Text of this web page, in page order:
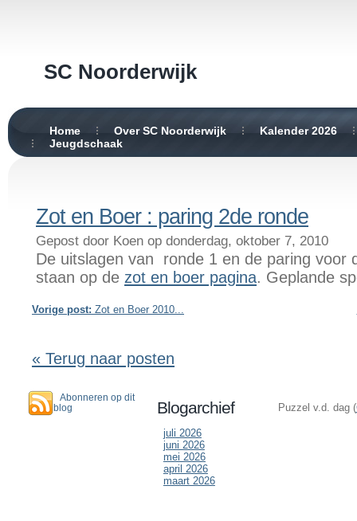
SC Noorderwijk
Home Over SC Noorderwijk
Kalender 2026
Jeugdschaak
Zot en Boer : paring 2de ronde
Gepost door Koen op donderdag, oktober 7, 2010
De uitslagen van ronde 1 en de paring voor
staan op de zot en boer pagina. Geplande
Vorige post: Zot en Boer 2010...
« Terug naar posten
Abonneren op dit
blog
Blogarchief
juli 2026
juni 2026
mei 2026
april 2026
maart 2026
Puzzel v.d. dag (